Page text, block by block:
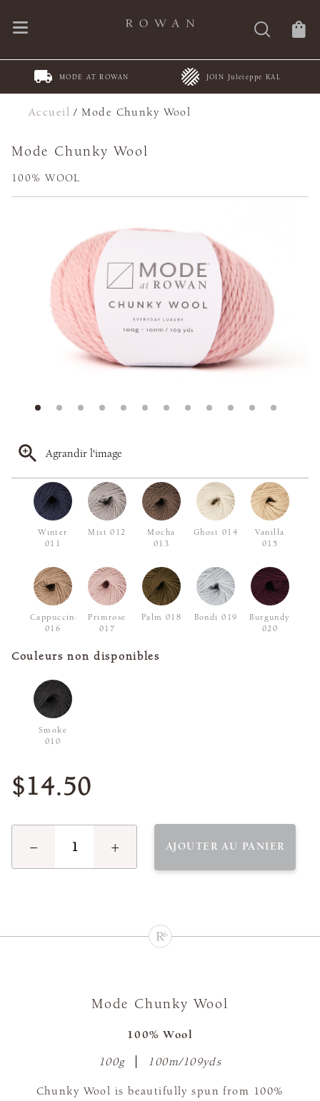
MODE AT ROWAN JOIN Juleteppe KAL
Accueil /Mode Chunky Wool
Mode Chunky Wool
100% WOOL
Agrandir l'image
Winter
011
Mist 012
Mocha
013
Ghost 014
Vanilla
015
Cappuccino
016
Primrose
017
Palm 018 Bondi 019
Burgundy
020
Couleurs non disponibles
Smoke
010
$14.50
− + AJOUTER AU PANIER
Mode Chunky Wool
100% Wool
100g 100m/109yds
Chunky Wool is beautifully spun from 100%